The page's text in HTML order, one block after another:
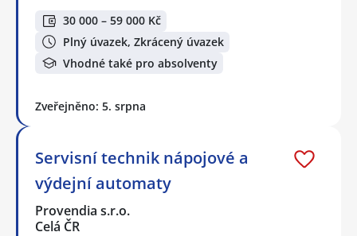
30 000 – 59 000 Kč
Plný úvazek, Zkrácený úvazek
Vhodné také pro absolventy
Zveřejněno: 5. srpna
Servisní technik nápojové a
výdejní automaty
Provendia s.r.o.
Celá ČR